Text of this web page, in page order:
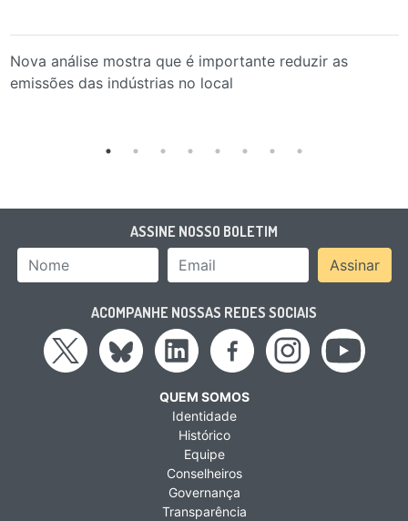
Nova análise mostra que é importante reduzir as
emissões das indústrias no local
ASSINE NOSSO BOLETIM
Email AddressAssinar
ACOMPANHE NOSSAS REDES SOCIAIS
QUEM SOMOS
Identidade
Histórico
Equipe
Conselheiros
Governança
Transparência